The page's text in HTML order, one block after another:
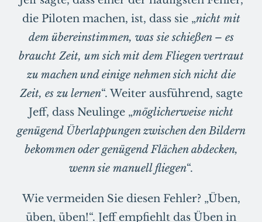
die Piloten machen, ist, dass sie „nicht mit
dem übereinstimmen, was sie schießen – es
braucht Zeit, um sich mit dem Fliegen vertraut
zu machen und einige nehmen sich nicht die
Zeit, es zu lernen“. Weiter ausführend, sagte
Jeff, dass Neulinge „möglicherweise nicht
genügend Überlappungen zwischen den Bildern
bekommen oder genügend Flächen abdecken,
wenn sie manuell fliegen“.
Wie vermeiden Sie diesen Fehler? „Üben,
üben, üben!“. Jeff empfiehlt das Üben in